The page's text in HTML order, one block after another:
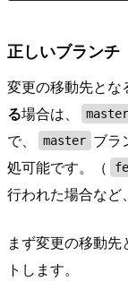
正しいブランチ
変更の移動先とな
る場合は、 master
で、
master ブラ
処可能です。（
行われた場合など
まず変更の移動先
トします。